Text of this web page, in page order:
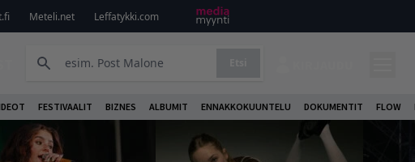
Meteli.net Leffatykki.com
FESTIVAALIT BIZNES ALBUMIT ENNAKKOKUUNTELU DOKUMENTIT FLOW